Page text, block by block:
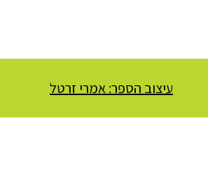
עיצוב הספר: אמרי זרטל